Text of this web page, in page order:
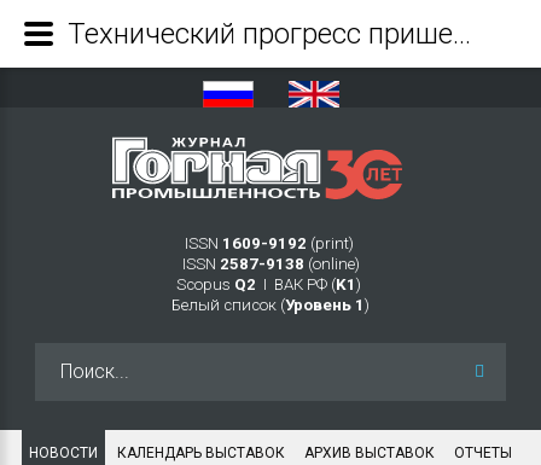
ISSN 1609-9192 (print)
ISSN 2587-9138 (online)
Scopus Q2 Ι ВАК РФ (K1 )
Белый список (Уровень 1 )
НОВОСТИ КАЛЕНДАРЬ ВЫСТАВОК АРХИВ ВЫСТАВОК ОТЧЕТЫ
Технический прогресс пришел на помощь экскаваторщикам - Журнал Горная промышленность